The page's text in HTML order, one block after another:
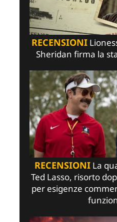
RECENSIONI
Sheridan firma la
RECENSIONI La
Ted Lasso, risorto
per esigenze